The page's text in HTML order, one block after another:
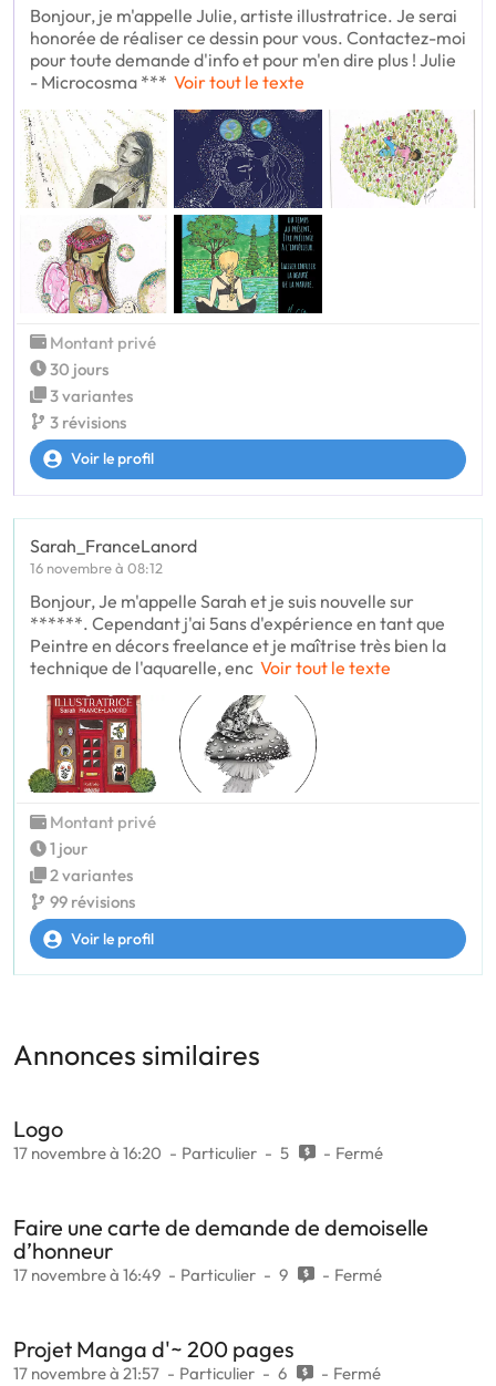
Bonjour, je m'appelle Julie, artiste illustratrice. Je serai
honorée de réaliser ce dessin pour vous. Contactez-moi
pour toute demande d'info et pour m'en dire plus ! Julie
- Microcosma *** Voir tout le texte
Montant privé
30 jours
3 variantes
3 révisions
Voir le profil
Sarah_FranceLanord
16 novembre à 08:12
Bonjour, Je m'appelle Sarah et je suis nouvelle sur
******. Cependant j'ai 5ans d'expérience en tant que
Peintre en décors freelance et je maîtrise très bien la
technique de l'aquarelle, enc Voir tout le texte
Montant privé
1 jour
2 variantes
99 révisions
Voir le profil
Annonces similaires
Logo
17 novembre à 16:20 Particulier 5 Fermé
Faire une carte de demande de demoiselle
d’honneur
17 novembre à 16:49 Particulier 9 Fermé
Projet Manga d'~ 200 pages
17 novembre à 21:57 Particulier 6 Fermé